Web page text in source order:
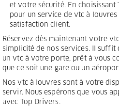
et votre sécurité. En choisissant
pour un service de vtc à
satisfaction client.
Réservez dès maintenant votre
simplicité de nos services. Il suffit
un vtc à votre porte, prêt à vous
que ce soit une gare ou un
Nos vtc à louvres sont à votre
servir. Nous espérons que vous
avec Top Drivers.